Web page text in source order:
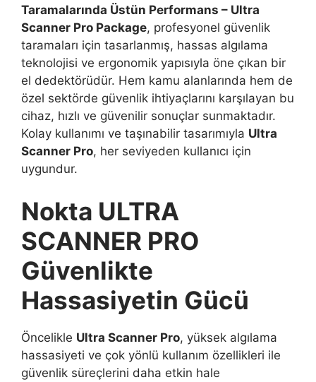
Taramalarında Üstün Performans – Ultra
Scanner Pro Package, profesyonel güvenlik
taramaları için tasarlanmış, hassas algılama
teknolojisi ve ergonomik yapısıyla öne çıkan bir
el dedektörüdür. Hem kamu alanlarında hem de
özel sektörde güvenlik ihtiyaçlarını karşılayan bu
cihaz, hızlı ve güvenilir sonuçlar sunmaktadır.
Kolay kullanımı ve taşınabilir tasarımıyla Ultra
Scanner Pro, her seviyeden kullanıcı için
uygundur.
Nokta ULTRA
SCANNER PRO
Güvenlikte
Hassasiyetin Gücü
Öncelikle Ultra Scanner Pro, yüksek algılama
hassasiyeti ve çok yönlü kullanım özellikleri ile
güvenlik süreçlerini daha etkin hale